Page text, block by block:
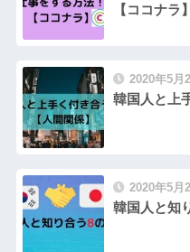
【ココナラ】
2020年5月
韓国人と上
2020年5月
韓国人と知